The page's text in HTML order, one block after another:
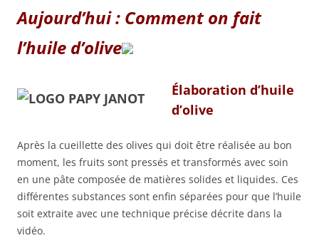
Aujourd’hui : Comment on fait
l’huile d’olive
Élaboration d’huile
d’olive
Après la cueillette des olives qui doit être réalisée au bon
moment, les fruits sont pressés et transformés avec soin
en une pâte composée de matières solides et liquides. Ces
différentes substances sont enfin séparées pour que l’huile
soit extraite avec une technique précise décrite dans la
vidéo.